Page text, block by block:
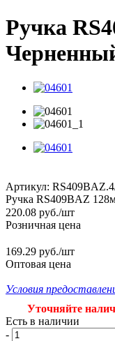
Ручка
Артикул:
Ручка RS409BAZ
220.08 руб./шт
Розничная цена
169.29 руб./шт
Оптовая цена
Условия
Уточняйте
Есть в наличии
-